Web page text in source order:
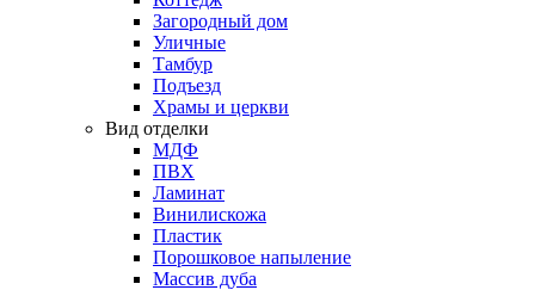
Загородный дом
Уличные
Тамбур
Подъезд
Храмы и церкви
Вид отделки
МДФ
ПВХ
Ламинат
Винилискожа
Пластик
Порошковое напыление
Массив дуба